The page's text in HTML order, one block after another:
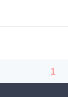
1